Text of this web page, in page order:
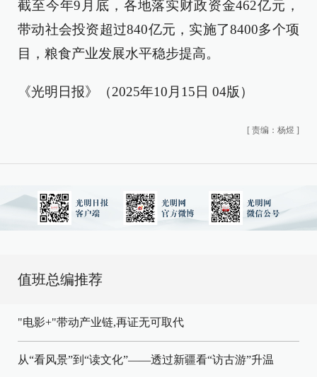
截至今年9月底，各地落实财政资金462亿元，
带动社会投资超过840亿元，实施了8400多个项
目，粮食产业发展水平稳步提高。
《光明日报》（2025年10月15日 04版）
[ 责编：杨煜 ]
值班总编推荐
"电影+"带动产业链,再证无可取代
从“看风景”到“读文化”——透过新疆看“访古游”升温